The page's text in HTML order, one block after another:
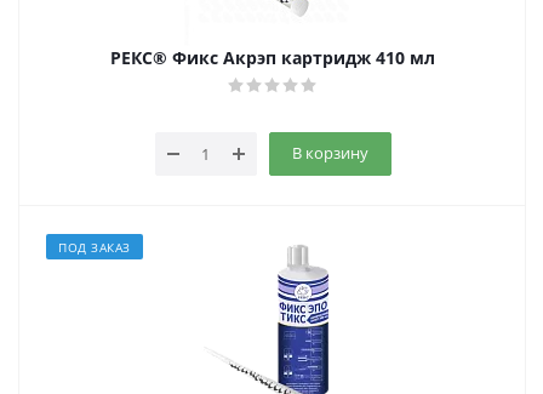
РЕКС® Фикс Акрэп картридж 410 мл
В корзину
ПОД ЗАКАЗ